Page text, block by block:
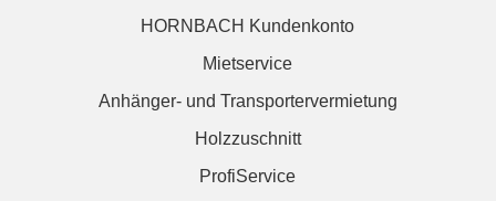
HORNBACH Kundenkonto
Mietservice
Anhänger- und Transportervermietung
Holzzuschnitt
ProfiService